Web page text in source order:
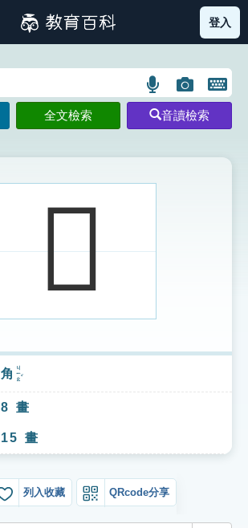
筆畫索引圖示 部首索引表圖示
登入
語
言
搜
示
圖
片
搜
開
鍵
圖
全文檢索 音讀檢索
𧣺
角 ㄐㄧㄠˇ
8 畫
15 畫
列入收藏 QRcode分享